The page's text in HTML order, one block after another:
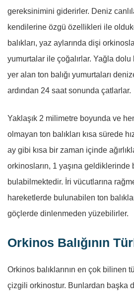
gereksinimini giderirler. Deniz
kendilerine özgü özellikleri ile
balıkları, yaz aylarında dişi
yumurtalar ile çoğalırlar. Yağla
yer alan ton balığı yumurtaları
ardından 24 saat sonunda çatlarlar.
Yaklaşık 2 milimetre boyunda ve
olmayan ton balıkları kısa sürede
ay gibi kısa bir zaman içinde
orkinosların, 1 yaşına geldiklerinde
bulabilmektedir. İri vücutlarına
hareketlerde bulunabilen ton
göçlerde dinlenmeden yüzebilirler.
Orkinos Balığının
Orkinos balıklarının en çok bilinen
çizgili orkinostur. Bunlardan başka